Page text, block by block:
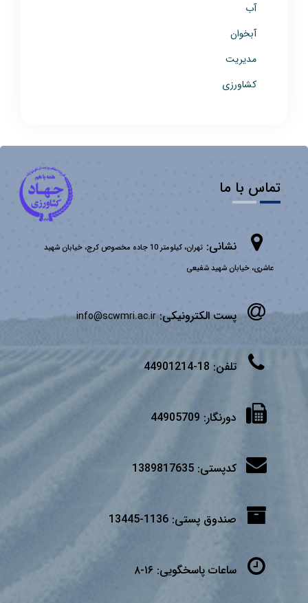
آب
آبخوان
مدیریت
کشاورزی
تماس با ما
نشانی:
تهران، کیلومتر 10 جاده مخصوص کرج، خیابان شهید
عاشری، خیابان شهید شفیعی
پست الکترونیکی:info@scwmri.ac.ir
تلفن: 18-44901214
دورنگار: 44905709
کدپستی: 1389817635
صندوق پستی: 1136-13445
ساعات پاسخگویی: ۱۶-۸